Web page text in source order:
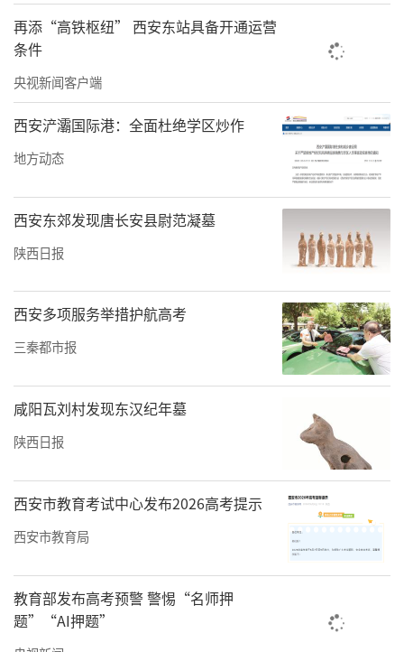
再添“高铁枢纽” 西安东站具备开通运营
条件
央视新闻客户端
西安浐灞国际港：全面杜绝学区炒作
地方动态
西安东郊发现唐长安县尉范凝墓
陕西日报
西安多项服务举措护航高考
三秦都市报
咸阳瓦刘村发现东汉纪年墓
陕西日报
西安市教育考试中心发布2026高考提示
西安市教育局
教育部发布高考预警 警惕“名师押
题”“AI押题”